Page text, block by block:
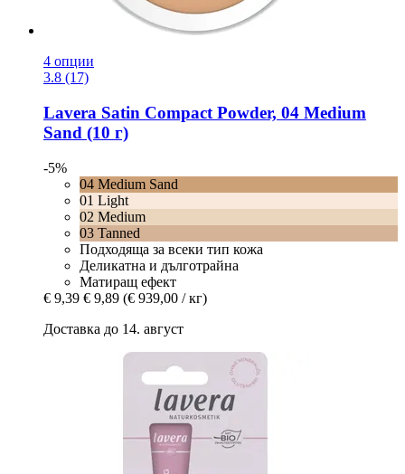
4 опции
3.8 (17)
Lavera Satin Compact Powder, 04 Medium
Sand (10 г)
-5%
04 Medium Sand
01 Light
02 Medium
03 Tanned
Подходяща за всеки тип кожа
Деликатна и дълготрайна
Матиращ ефект
€ 9,39 € 9,89 (€ 939,00 / кг)
Доставка до 14. август